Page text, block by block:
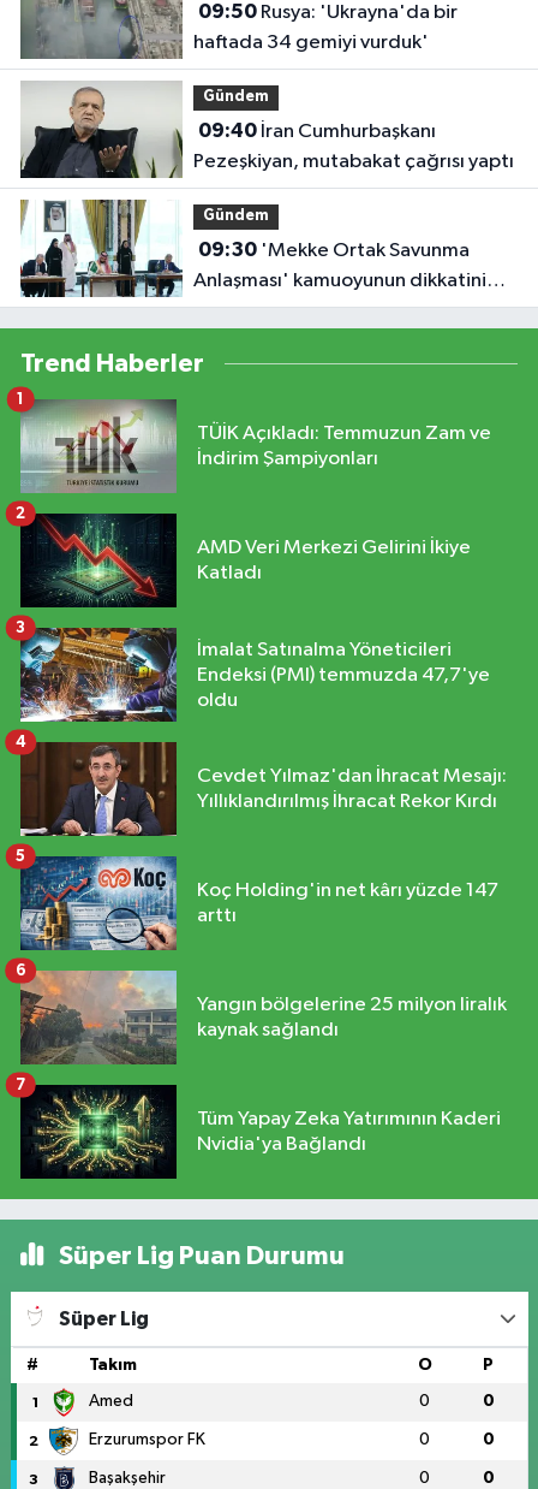
09:50Rusya: 'Ukrayna'da bir
haftada 34 gemiyi vurduk'
Gündem
09:40İran Cumhurbaşkanı
Pezeşkiyan, mutabakat çağrısı yaptı
Gündem
09:30'Mekke Ortak Savunma
Anlaşması' kamuoyunun dikkatini
çekti
Trend Haberler
TÜİK Açıkladı: Temmuzun Zam ve
İndirim Şampiyonları
1
AMD Veri Merkezi Gelirini İkiye
Katladı
2
İmalat Satınalma Yöneticileri
Endeksi (PMI) temmuzda 47,7'ye
oldu
3
Cevdet Yılmaz'dan İhracat Mesajı:
Yıllıklandırılmış İhracat Rekor Kırdı
4
Koç Holding'in net kârı yüzde 147
arttı
5
Yangın bölgelerine 25 milyon liralık
kaynak sağlandı
6
Tüm Yapay Zeka Yatırımının Kaderi
Nvidia'ya Bağlandı
7
Süper Lig Puan Durumu
Süper Lig
# Takım O P
1 Amed 0 0
2 Erzurumspor FK 0 0
3 Başakşehir 0 0